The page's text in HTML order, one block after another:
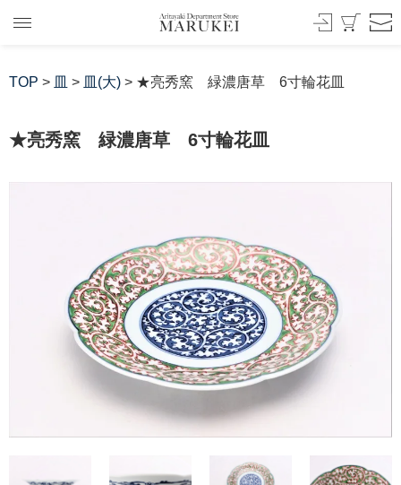
TOP > 皿 > 皿(大) > ★亮秀窯 緑濃唐草 6寸輪花皿
★亮秀窯 緑濃唐草 6寸輪花皿